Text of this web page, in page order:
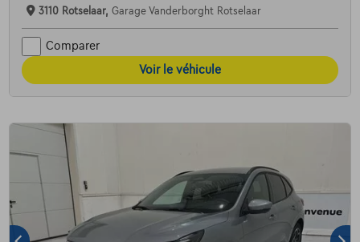
3110 Rotselaar, Garage Vanderborght Rotselaar
Comparer
Voir le véhicule